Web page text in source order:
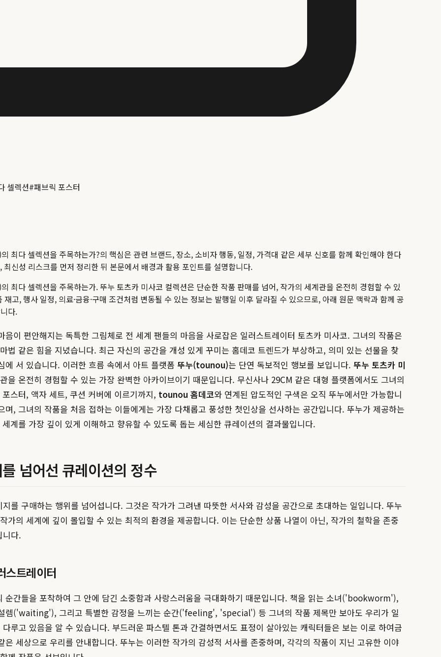
셀렉션#패브릭 포스터
최다 셀렉션을 주목하는가?의 핵심은 관련 브랜드, 장소, 소비자 행동, 일정, 가격대 같은 세부 신호를 함께 확인해야 한다
신성 리스크를 먼저 정리한 뒤 본문에서 배경과 활용 포인트를 설명합니다.
최다 셀렉션을 주목하는가. 뚜누 토츠카 미사코 컬렉션은 단순한 작품 판매를 넘어, 작가의 세계관을 온전히 경험할 수 있
고, 행사 일정, 의료·금융·구매 조건처럼 변동될 수 있는 정보는 발행일 이후 달라질 수 있으므로, 아래 원문 맥락과 함께 공
다.
이 편안해지는 독특한 그림체로 전 세계 팬들의 마음을 사로잡은 일러스트레이터 토츠카 미사코. 그녀의 작품은
법 같은 힘을 지녔습니다. 최근 자신의 공간을 개성 있게 꾸미는 홈데코 트렌드가 부상하고, 의미 있는 선물을 찾
서 있습니다. 이러한 흐름 속에서 아트 플랫폼 뚜누(tounou)는 단연 독보적인 행보를 보입니다. 뚜누 토츠카 미
온전히 경험할 수 있는 가장 완벽한 아카이브이기 때문입니다. 무신사나 29CM 같은 대형 플랫폼에서도 그녀의
스터, 액자 세트, 쿠션 커버에 이르기까지, tounou 홈데코와 연계된 압도적인 구색은 오직 뚜누에서만 가능합니
, 그녀의 작품을 처음 접하는 이들에게는 가장 다채롭고 풍성한 첫인상을 선사하는 공간입니다. 뚜누가 제공하는
계를 가장 깊이 있게 이해하고 향유할 수 있도록 돕는 세심한 큐레이션의 결과물입니다.
넘어선 큐레이션의 정수
를 구매하는 행위를 넘어섭니다. 그것은 작가가 그려낸 따뜻한 서사와 감성을 공간으로 초대하는 일입니다. 뚜누
가의 세계에 깊이 몰입할 수 있는 최적의 환경을 제공합니다. 이는 단순한 상품 나열이 아닌, 작가의 철학을 존중
니다.
스트레이터
순간들을 포착하여 그 안에 담긴 소중함과 사랑스러움을 극대화하기 때문입니다. 책을 읽는 소녀('bookworm'),
렘('waiting'), 그리고 특별한 감정을 느끼는 순간('feeling', 'special') 등 그녀의 작품 제목만 보아도 우리가 일
루고 있음을 알 수 있습니다. 부드러운 파스텔 톤과 간결하면서도 표정이 살아있는 캐릭터들은 보는 이로 하여금
세상으로 우리를 안내합니다. 뚜누는 이러한 작가의 감성적 서사를 존중하며, 각각의 작품이 지닌 고유한 이야